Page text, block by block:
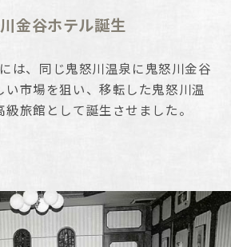
金谷ホテル誕生
は、同じ鬼怒川温泉に鬼怒川金谷
い市場を狙い、移転した鬼怒川温
旅館として誕生させました。